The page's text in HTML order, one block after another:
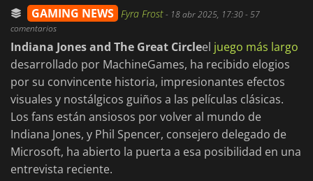
GAMING NEWS Fyra Frost- 18 abr 2025, 17:30- 57
comentarios
Indiana Jones and The Great Circleel juego más largo
desarrollado por MachineGames, ha recibido elogios
por su convincente historia, impresionantes efectos
visuales y nostálgicos guiños a las películas clásicas.
Los fans están ansiosos por volver al mundo de
Indiana Jones, y Phil Spencer, consejero delegado de
Microsoft, ha abierto la puerta a esa posibilidad en una
entrevista reciente.